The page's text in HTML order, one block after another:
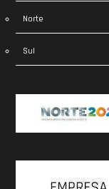
Norte
Sul